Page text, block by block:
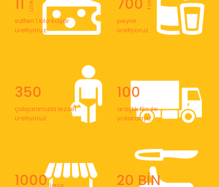
11 LİTRE
sütten 1 kilo kaşar
üretiyoruz
700 TON
peynir
üretiyoruz
350
çalışanımızla lezzet
üretiyoruz
100
araçlık filo ile
yollardayız
1000' lerce 20 BİN